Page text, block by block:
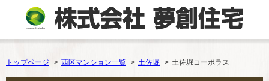
トップページ 西区マンション一覧 土佐堀 土佐堀コーポラス